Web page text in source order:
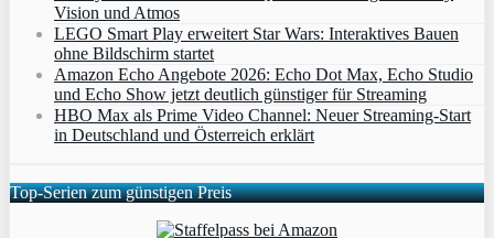
Vision und Atmos
LEGO Smart Play erweitert Star Wars: Interaktives Bauen
ohne Bildschirm startet
Amazon Echo Angebote 2026: Echo Dot Max, Echo Studio
und Echo Show jetzt deutlich günstiger für Streaming
HBO Max als Prime Video Channel: Neuer Streaming‑Start
in Deutschland und Österreich erklärt
Top-Serien zum günstigen Preis